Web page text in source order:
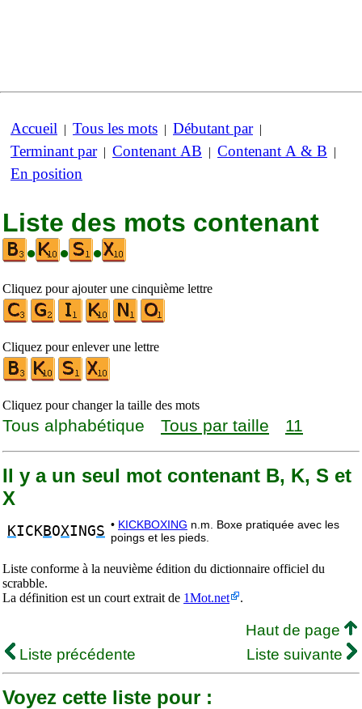
Accueil | Tous les mots | Débutant par|
Terminant par| Contenant AB | Contenant A & B |
En position
Liste des mots contenant
•
• •
Cliquez pour ajouter une cinquième lettre
Cliquez pour enlever une lettre
Cliquez pour changer la taille des mots
Tous alphabétique Tous par taille 11
Il y a un seul mot contenant B, K, S et
X
KICKBOXINGS • KICKBOXING n.m. Boxe pratiquée avec les
poings et les pieds.
Liste conforme à la neuvième édition du dictionnaire officiel du
scrabble.
La définition est un court extrait de 1Mot.net .
Haut de page
Liste précédente
Liste suivante
Voyez cette liste pour :